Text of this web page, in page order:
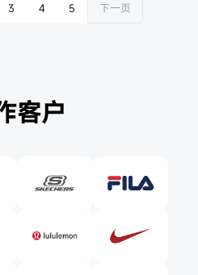
3 4 5 下一页
客户